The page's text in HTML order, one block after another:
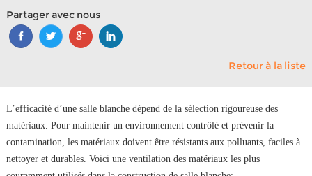
projets
À
propos
nous
Nouvelles &
nous
Partager avec nous
Retour à la liste
L’efficacité d’une salle blanche dépend de la sélection rigoureuse des
matériaux. Pour maintenir un environnement contrôlé et prévenir la
contamination, les matériaux doivent être résistants aux polluants, faciles à
nettoyer et durables. Voici une ventilation des matériaux les plus